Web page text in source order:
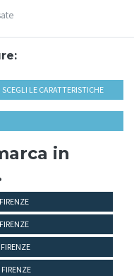
SCEGLI LE CARATTERISTICHE
in